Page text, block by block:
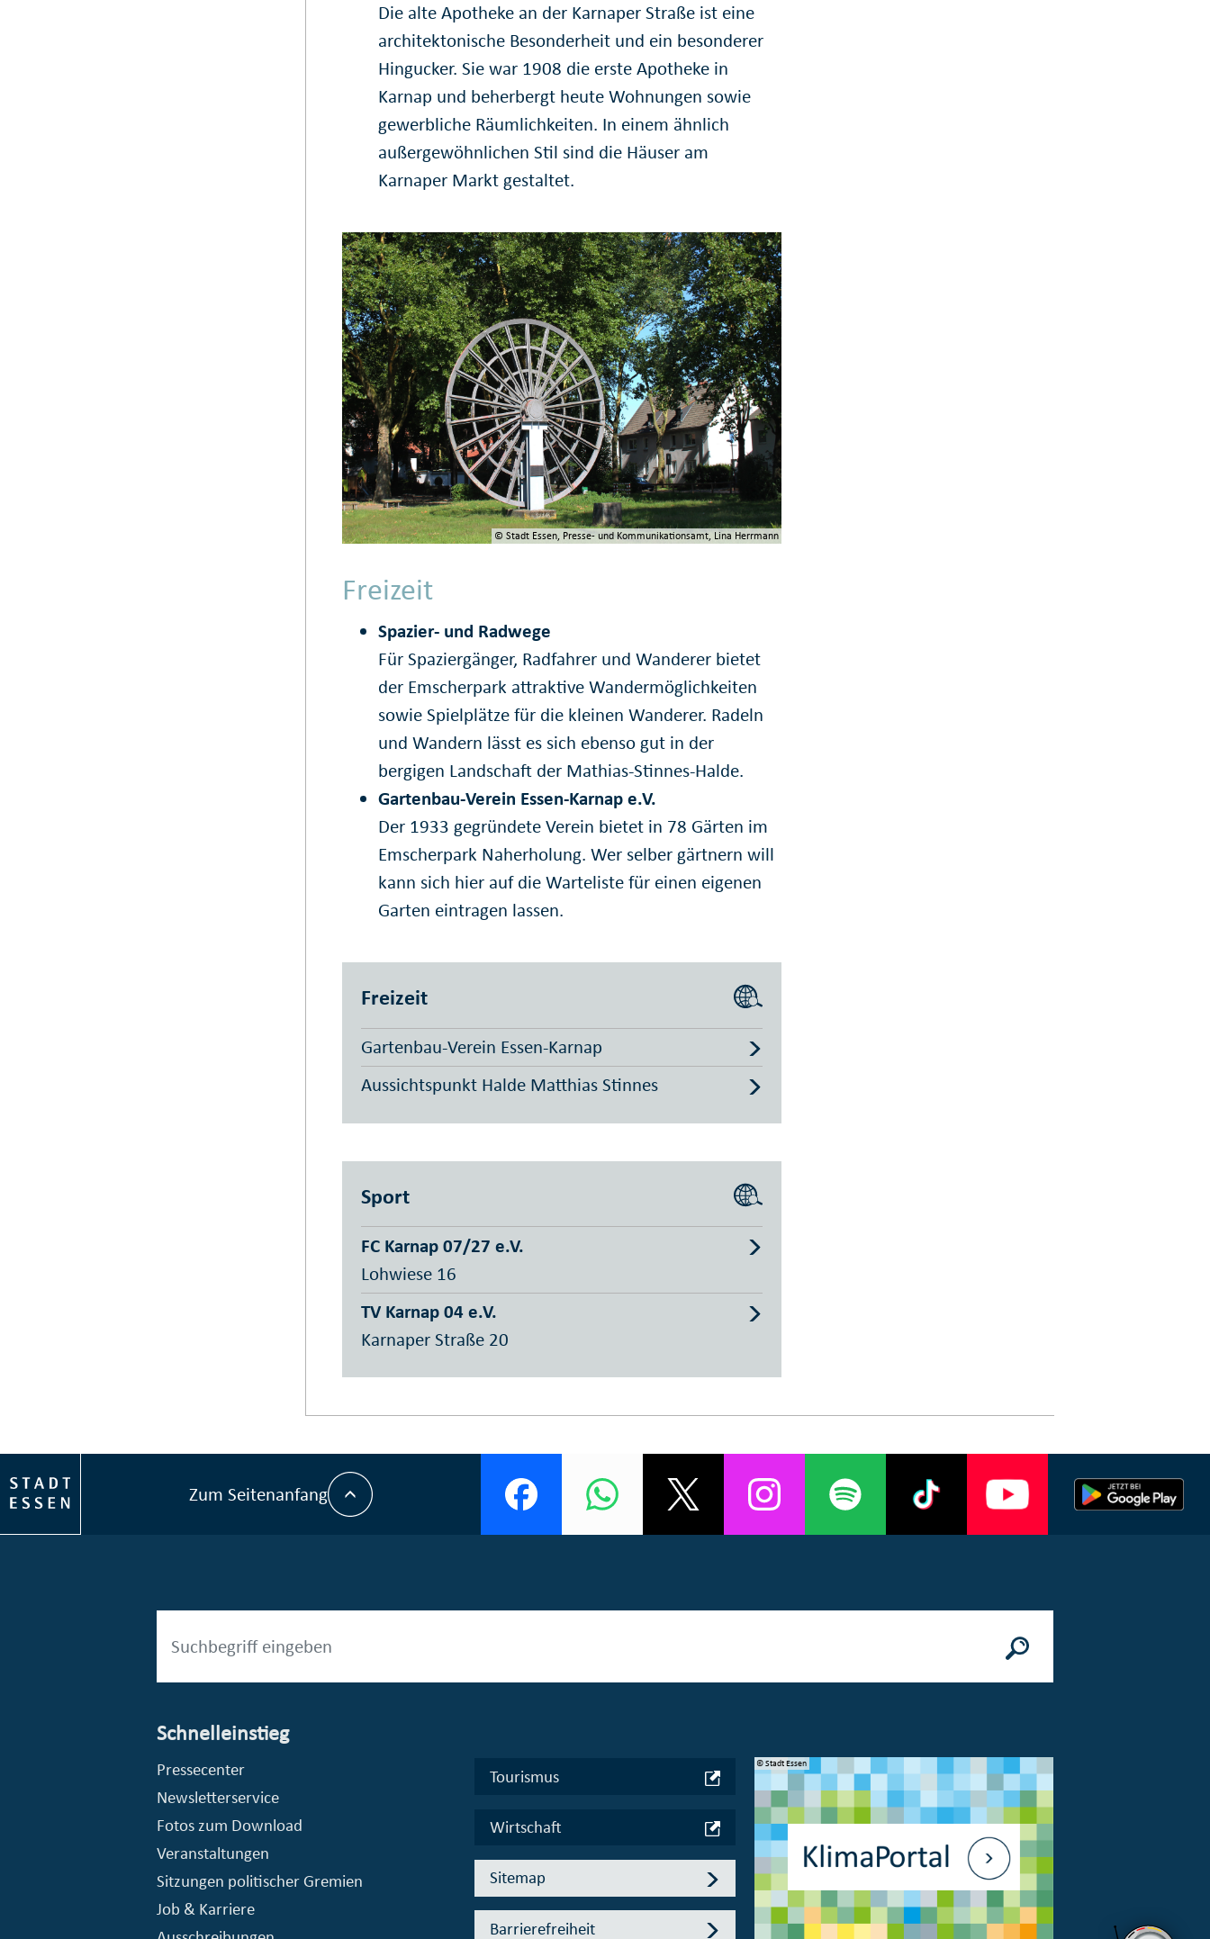
Die alte Apotheke an der Karnaper Straße ist eine
architektonische Besonderheit und ein besonderer
Hingucker. Sie war 1908 die erste Apotheke in
Karnap und beherbergt heute Wohnungen sowie
gewerbliche Räumlichkeiten. In einem ähnlich
außergewöhnlichen Stil sind die Häuser am
Karnaper Markt gestaltet.
© Stadt Essen, Presse- und Kommunikationsamt, Lina Herrmann
Freizeit
Spazier- und Radwege
Für Spaziergänger, Radfahrer und Wanderer bietet
der Emscherpark attraktive Wandermöglichkeiten
sowie Spielplätze für die kleinen Wanderer. Radeln
und Wandern lässt es sich ebenso gut in der
bergigen Landschaft der Mathias-Stinnes-Halde.
Gartenbau-Verein Essen-Karnap e.V.
Der 1933 gegründete Verein bietet in 78 Gärten im
Emscherpark Naherholung. Wer selber gärtnern will
kann sich hier auf die Warteliste für einen eigenen
Garten eintragen lassen.
Freizeit
Gartenbau-Verein Essen-Karnap
Aussichtspunkt Halde Matthias Stinnes
Sport
FC Karnap 07/27 e.V.
Lohwiese 16
TV Karnap 04 e.V.
Karnaper Straße 20
Zum Seitenanfang
Schnelleinstieg
Pressecenter
Newsletterservice
Fotos zum Download
Veranstaltungen
Sitzungen politischer Gremien
Job & Karriere
Tourismus
Wirtschaft
Sitemap
Barrierefreiheit
© Stadt Essen, Presse- und Kommunikationsamt © Stadt Essen